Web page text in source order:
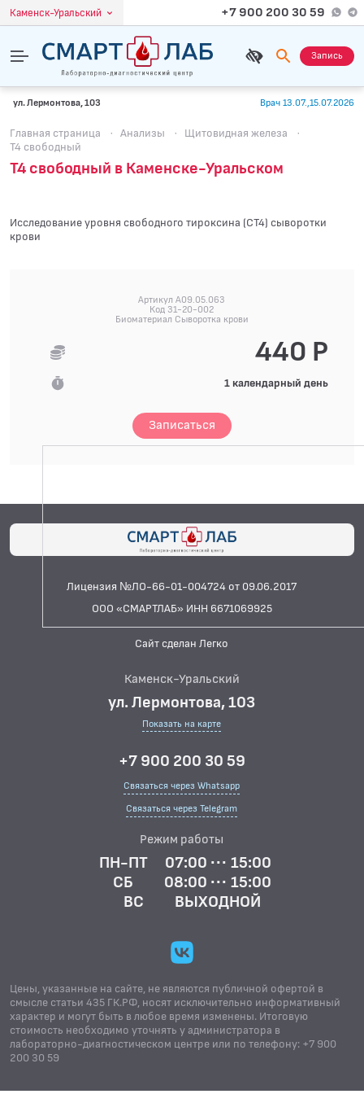
Каменск-Уральский +7 900 200 30 59
Запись
ул. Лермонтова, 103 Врач 13.07.,15.07.2026
Главная страница · Анализы · Щитовидная железа
·
Т4 свободный
Т4 свободный в Каменске-Уральском
Исследование уровня свободного тироксина (СТ4) сыворотки
крови
Артикул A09.05.063
Код 31-20-002
Биоматериал Сыворотка крови
440 Р
1 календарный день
Записаться
Лицензия №ЛО-66-01-004724 от 09.06.2017
ООО «СМАРТЛАБ» ИНН 6671069925
Сайт сделан Легко
Каменск-Уральский
ул. Лермонтова, 103
Показать на карте
+7 900 200 30 59
Связаться через Whatsapp
Связаться через Telegram
Режим работы
ПН-ПТ
07:00 ··· 15:00
СБ
08:00 ··· 15:00
ВС
ВЫХОДНОЙ
Цены, указанные на сайте, не являются публичной офертой в
смысле статьи 435 ГК.РФ, носят исключительно информативный
характер и могут быть в любое время изменены. Итоговую
стоимость необходимо уточнять у администратора в
лабораторно-диагностическом центре или по телефону: +7 900
200 30 59